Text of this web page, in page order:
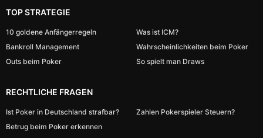
TOP STRATEGIE
10 goldene Anfängerregeln
Bankroll Management
Outs beim Poker
Was ist ICM?
Wahrscheinlichkeiten beim Poker
So spielt man Draws
RECHTLICHE FRAGEN
Ist Poker in Deutschland strafbar?
Betrug beim Poker erkennen
Zahlen Pokerspieler Steuern?